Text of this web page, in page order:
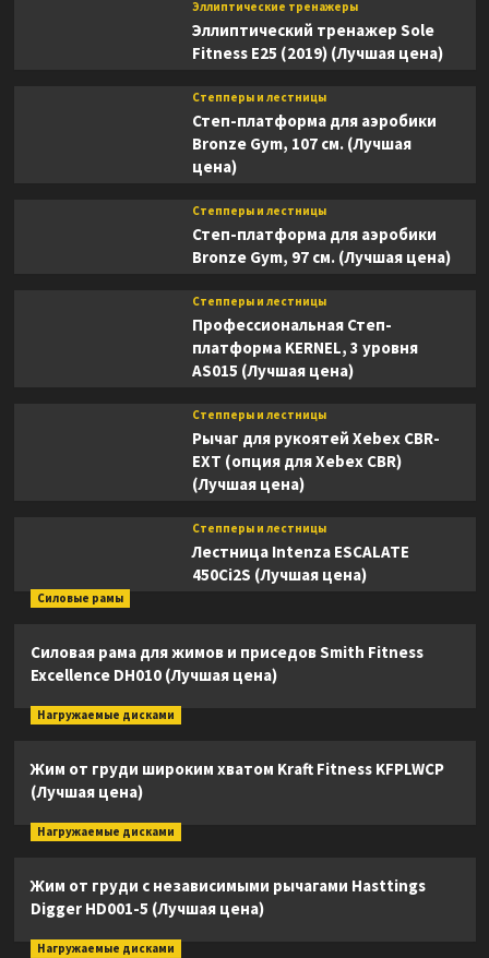
Эллиптические тренажеры
Эллиптический тренажер Sole
Fitness E25 (2019) (Лучшая цена)
Степперы и лестницы
Степ-платформа для аэробики
Bronze Gym, 107 см. (Лучшая
цена)
Степперы и лестницы
Степ-платформа для аэробики
Bronze Gym, 97 см. (Лучшая цена)
Степперы и лестницы
Профессиональная Степ-
платформа KERNEL, 3 уровня
AS015 (Лучшая цена)
Степперы и лестницы
Рычаг для рукоятей Xebex CBR-
EXT (опция для Xebex CBR)
(Лучшая цена)
Степперы и лестницы
Лестница Intenza ESCALATE
450Ci2S (Лучшая цена)
Силовые рамы
Силовая рама для жимов и приседов Smith Fitness
Excellence DH010 (Лучшая цена)
Нагружаемые дисками
Жим от груди широким хватом Kraft Fitness KFPLWCP
(Лучшая цена)
Нагружаемые дисками
Жим от груди с независимыми рычагами Hasttings
Digger HD001-5 (Лучшая цена)
Нагружаемые дисками